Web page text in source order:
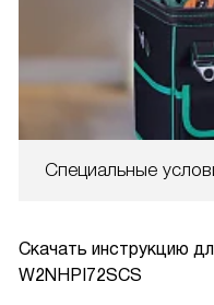
Специальные
Скачать инструкцию
W2NHPI72SCS